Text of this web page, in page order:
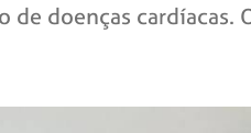
de doenças